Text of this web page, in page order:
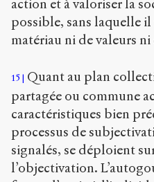
action et à valoriser la
possible, sans laquelle
matériau ni de valeurs
15
Quant au plan
partagée ou commune
caractéristiques bien
processus de
signalés, se déploient
l’objectivation.